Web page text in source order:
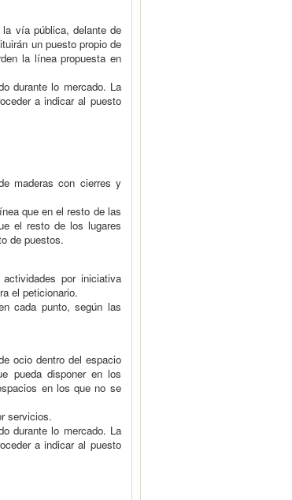
vía pública, delante de
un puesto propio de
la línea propuesta en
durante lo mercado. La
a indicar al puesto
maderas con cierres y
que en el resto de las
el resto de los lugares
de puestos.
por iniciativa
el peticionario.
cada punto, según las
ocio dentro del espacio
pueda disponer en los
en los que no se
servicios.
durante lo mercado. La
a indicar al puesto